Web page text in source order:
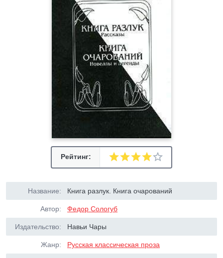
Рейтинг:
Название: Книга разлук. Книга очарований
Автор: Федор Сологуб
Издательство: Навьи Чары
Жанр: Русская классическая проза